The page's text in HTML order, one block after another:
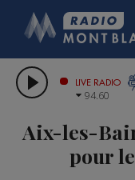
LES
GRAND
LIVE RADIO
94.60
Aix-les-
pour